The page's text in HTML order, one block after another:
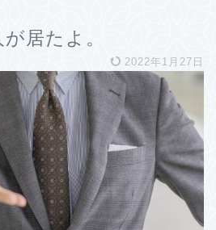
居たよ。
2022年1月27日